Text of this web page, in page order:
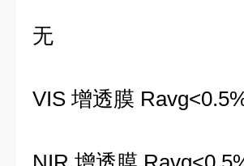
无
VIS 增透膜